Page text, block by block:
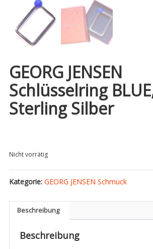
GEORG JENSEN
Schlüsselring
Sterling Silber
Nicht vorrätig
Kategorie: GEORG JENSEN Schmuck
Beschreibung
Beschreibung